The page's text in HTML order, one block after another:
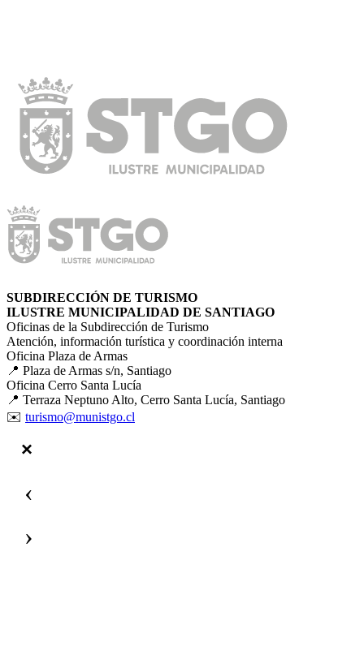
SUBDIRECCIÓN DE TURISMO
ILUSTRE MUNICIPALIDAD DE SANTIAGO
Oficinas de la Subdirección de Turismo
Atención, información turística y coordinación interna
Oficina Plaza de Armas
📍 Plaza de Armas s/n, Santiago
Oficina Cerro Santa Lucía
📍 Terraza Neptuno Alto, Cerro Santa Lucía, Santiago
✉️ turismo@munistgo.cl
‹
›